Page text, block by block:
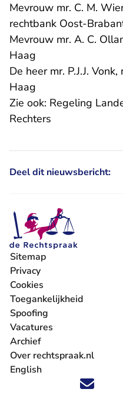
Mevrouw mr. C. M.
rechtbank Oost-
Mevrouw mr. A. C.
Haag
De heer mr. P.J.J.
Haag
Zie ook: Regeling
Rechters
Deel dit nieuwsbericht:
Volg ons op X (Twitter) -
Volg ons op Facebook
Volg ons op
Volg ons op
Volg ons
'Blijf op
Sitemap
Privacy
Cookies
Toegankelijkheid
Spoofing
Vacatures
- U verlaat Rechtspraak.nl
Archief
Over rechtspraak.nl
English